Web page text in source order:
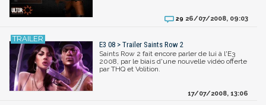
29 26/07/2008, 09:03
E3 08 > Trailer Saints Row 2
Saints Row 2 fait encore parler de lui à l'E3
2008, par le biais d'une nouvelle vidéo offerte
par THQ et Volition.
17/07/2008, 13:06